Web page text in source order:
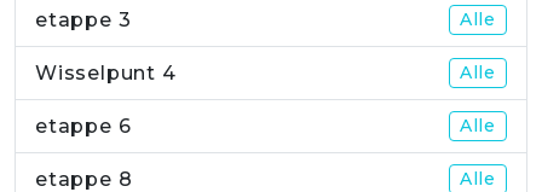
etappe 3 Alle
Wisselpunt 4 Alle
etappe 6 Alle
etappe 8 Alle